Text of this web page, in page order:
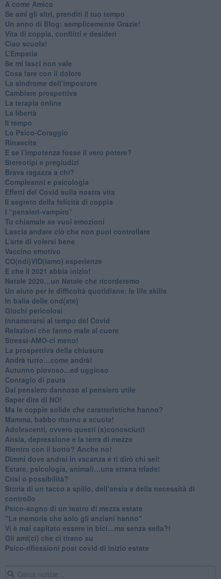
​A come Amico
​Se ami gli altri, prenditi il tuo tempo
​Un anno di Blog: semplicemente Grazie!
​Vita di coppia, conflitti e desideri
​Ciao scuola!
​L’Empatia
​Se mi lasci non vale
Cosa fare con il dolore
​La sindrome dell’impostore
​Cambiare prospettiva
La terapia online
La libertà
​Il tempo
​Lo Psico-Coraggio
Rinascita
​E se l’impotenza fosse il vero potere?
Stereotipi e pregiudizi
​Brava ragazza a chi?
​Compleanni e psicologia
Effetti del Covid sulla nostra vita
Il segreto della felicità di coppia
​I “pensieri-vampiro”
​Tu chiamale se vuoi emozioni
​Lascia andare ciò che non puoi controllare
L’arte di volersi bene
​Vaccino emotivo
CO(ndi)VID(iamo) esperienze
​E che il 2021 abbia inizio!
​Natale 2020…un Natale che ricorderemo
Un aiuto per le difficoltà quotidiane: le life skills
​In balia delle ond(ate)
Giochi pericolosi
Innamorarsi al tempo del Covid
​Relazioni che fanno male al cuore
​Stressi-AMO-ci meno!
​La prospettiva della chiusura
​Andrà tutto…come andrà!
Autunno piovoso...ed uggioso
​Contagio di paura
​Dal pensiero dannoso al pensiero utile
​Saper dire di NO!
​Ma le coppie solide che caratteristiche hanno?
​Mamma, babbo ritorno a scuola!
Adolescenti, ovvero questi (s)conosciuti!
Ansia, depressione e la terra di mezzo
​Rientro con il botto? Anche no!
Dimmi dove andrai in vacanza e ti dirò chi sei!
​Estate, psicologia, animali…una strana triade!
​Crisi o possibilità?
​Storia di un tacco a spillo, dell’ansia e della necessità di
controllo
​Psico-sogno di un teatro di mezza estate
"La memoria che solo gli anziani hanno"
​Vi è mai capitato essere in bici…ma senza sella?!
​Gli ami(ci) che ci tirano su
Psico-riflessioni post covid di inizio estate